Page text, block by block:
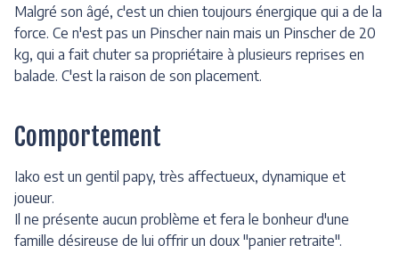
Malgré son âgé, c'est un chien toujours énergique qui a de la
force. Ce n'est pas un Pinscher nain mais un Pinscher de 20
kg, qui a fait chuter sa propriétaire à plusieurs reprises en
balade. C'est la raison de son placement.
Comportement
Iako est un gentil papy, très affectueux, dynamique et
joueur.
Il ne présente aucun problème et fera le bonheur d'une
famille désireuse de lui offrir un doux "panier retraite".